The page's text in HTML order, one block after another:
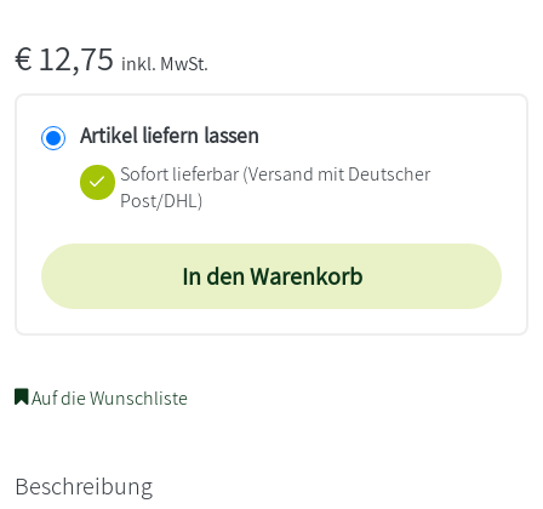
€12,75 inkl. MwSt.
Artikel liefern lassen
Sofort lieferbar(Versand mit Deutscher
Post/DHL)
In den Warenkorb
Auf die Wunschliste
Beschreibung